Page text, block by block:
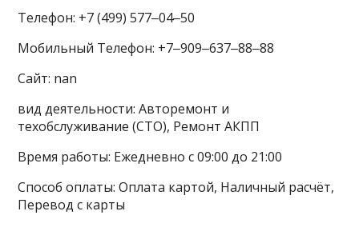
Телефон: +7 (499) 577‒04‒50
Мобильный Телефон: +7‒909‒637‒88‒88
Сайт: nan
вид деятельности: Авторемонт и
техобслуживание (СТО), Ремонт АКПП
Время работы: Ежедневно с 09:00 до 21:00
Способ оплаты: Оплата картой, Наличный расчёт,
Перевод с карты